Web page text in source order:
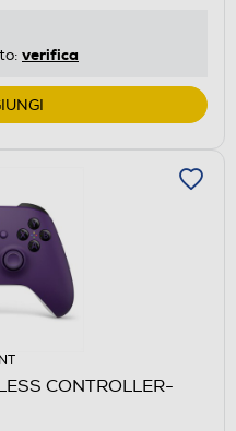
verifica
CONTROLLER-